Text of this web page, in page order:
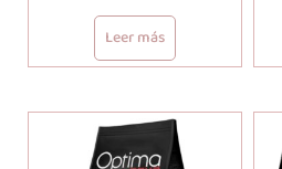
Leer más